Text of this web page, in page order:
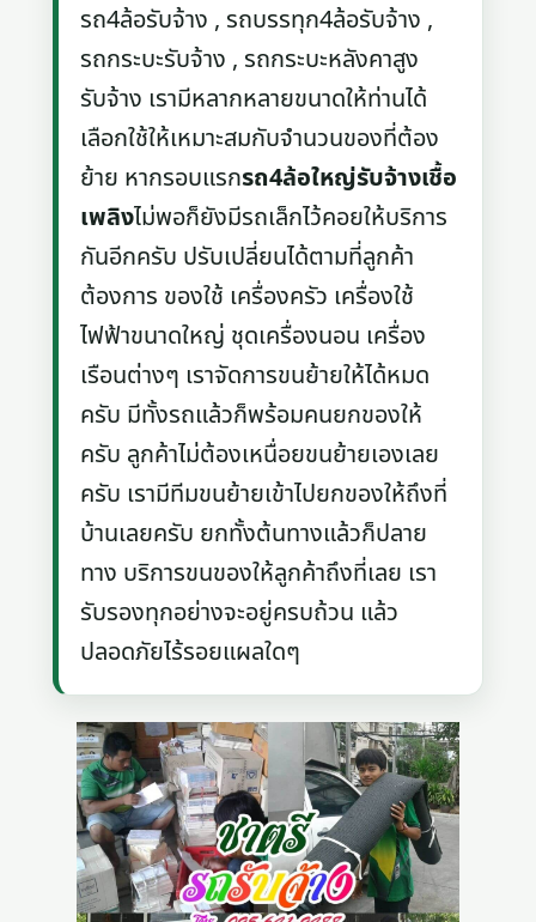
รถ4ล้อรับจ้าง , รถบรรทุก4ล้อรับจ้าง ,
รถกระบะรับจ้าง , รถกระบะหลังคาสูง
รับจ้าง เรามีหลากหลายขนาดให้ท่านได้
เลือกใช้ให้เหมาะสมกับจำนวนของที่ต้อง
ย้าย หากรอบแรกรถ4ล้อใหญ่รับจ้างเชื้อ
เพลิงไม่พอก็ยังมีรถเล็กไว้คอยให้บริการ
กันอีกครับ ปรับเปลี่ยนได้ตามที่ลูกค้า
ต้องการ ของใช้ เครื่องครัว เครื่องใช้
ไฟฟ้าขนาดใหญ่ ชุดเครื่องนอน เครื่อง
เรือนต่างๆ เราจัดการขนย้ายให้ได้หมด
ครับ มีทั้งรถแล้วก็พร้อมคนยกของให้
ครับ ลูกค้าไม่ต้องเหนื่อยขนย้ายเองเลย
ครับ เรามีทีมขนย้ายเข้าไปยกของให้ถึงที่
บ้านเลยครับ ยกทั้งต้นทางแล้วก็ปลาย
ทาง บริการขนของให้ลูกค้าถึงที่เลย เรา
รับรองทุกอย่างจะอยู่ครบถ้วน แล้ว
ปลอดภัยไร้รอยแผลใดๆ